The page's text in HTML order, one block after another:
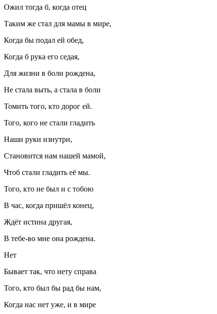
Ожил тогда б, когда отец
Таким же стал для мамы в мире,
Когда бы подал ей обед,
Когда б рука его седая,
Для жизни в боли рождена,
Не стала выть, а стала в боли
Томить того, кто дорог ей.
Того, кого не стали гладить
Наши руки изнутри,
Становится нам нашей мамой,
Чтоб стали гладить её мы.
Того, кто не был и с тобою
В час, когда пришёл конец,
Ждёт истина другая,
В тебе-во мне она рождена.
Нет
Бывает так, что нету справа
Того, кто был бы рад бы нам,
Когда нас нет уже, и в мире